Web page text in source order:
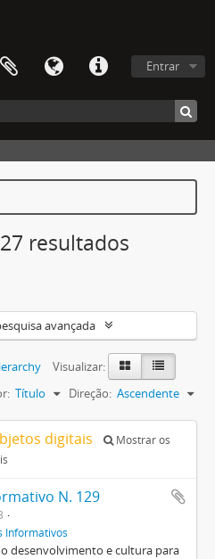
Entrar
resultados
avançada
Visualizar:
Título Direção: Ascendente
digitais
Mostrar os
N. 129
Informativos
o desenvolvimento e cultura para